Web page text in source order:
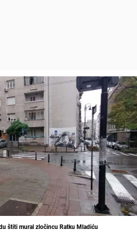
štiti mural zločincu Ratku Mladiću